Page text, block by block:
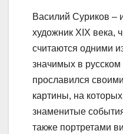
Василий Суриков –
художник XIX века,
считаются одними
значимых в русском
прославился
картины, на
знаменитые
также портретами